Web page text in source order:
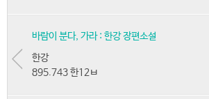
바람이 분다, 가라 : 한강 장편소설
한강
895.743 한12ㅂ